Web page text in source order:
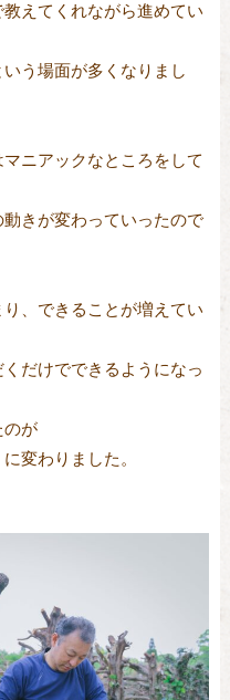
えてくれながら進めてい
いう場面が多くなりまし
ニアックなところをして
きが変わっていったので
、できることが増えてい
だけでできるようになっ
のが
変わりました。